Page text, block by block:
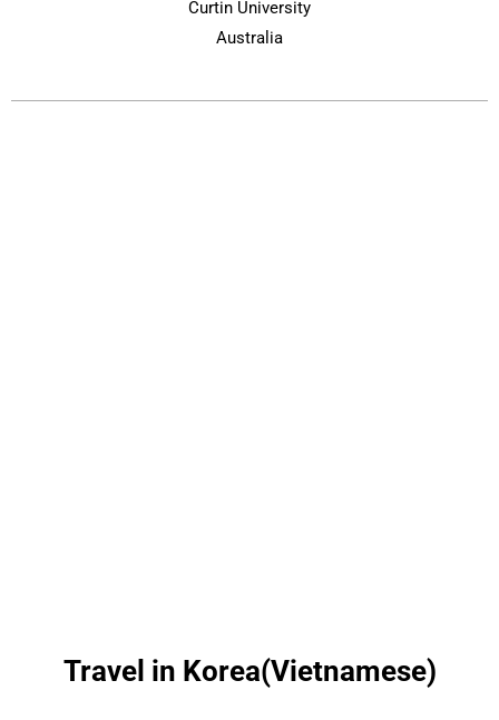
Curtin University
Australia
Travel in Korea(Vietnamese)